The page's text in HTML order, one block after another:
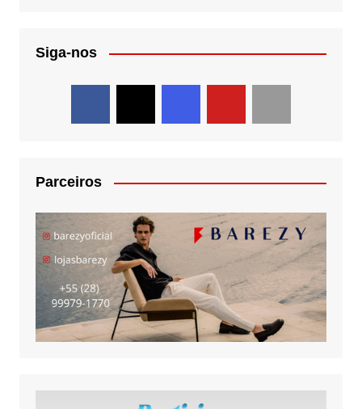
Siga-nos
Parceiros